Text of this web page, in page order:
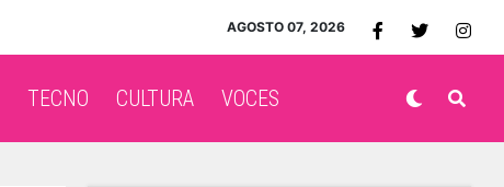
AGOSTO 07, 2026
TECNO CULTURA VOCES